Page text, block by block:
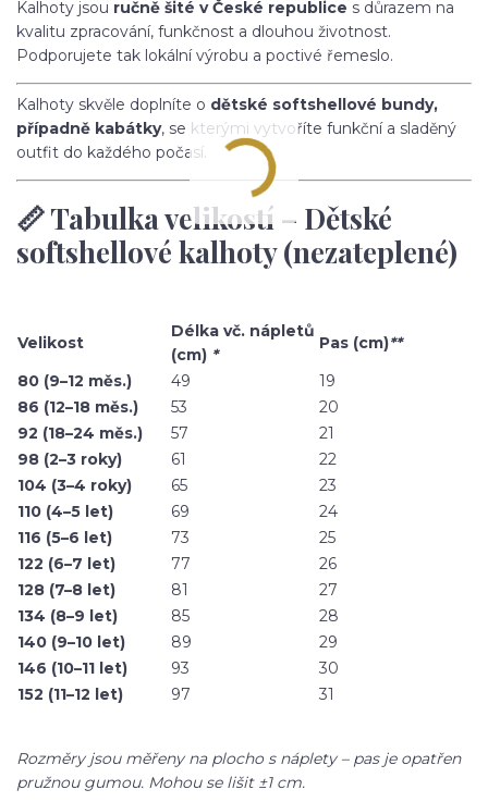
Kalhoty jsou ručně šité v České republice s důrazem na
kvalitu zpracování, funkčnost a dlouhou životnost.
Podporujete tak lokální výrobu a poctivé řemeslo.
Kalhoty skvěle doplníte o dětské softshellové bundy,
případně kabátky, se kterými vytvoříte funkční a sladěný
outfit do každého počasí.
📏 Tabulka velikostí – Dětské
softshellové kalhoty (nezateplené)
Velikost
Délka vč. nápletů
(cm) *
Pas (cm)**
80 (9–12 měs.)
49
19
86 (12–18 měs.)
53
20
92 (18–24 měs.)
57
21
98 (2–3 roky)
61
22
104 (3–4 roky)
65
23
110 (4–5 let)
69
24
116 (5–6 let)
73
25
122 (6–7 let)
77
26
128 (7–8 let)
81
27
134 (8–9 let)
85
28
140 (9–10 let)
89
29
146 (10–11 let)
93
30
152 (11–12 let)
97 31
Rozměry jsou měřeny na plocho s náplety – pas je opatřen
pružnou gumou. Mohou se lišit ±1 cm.